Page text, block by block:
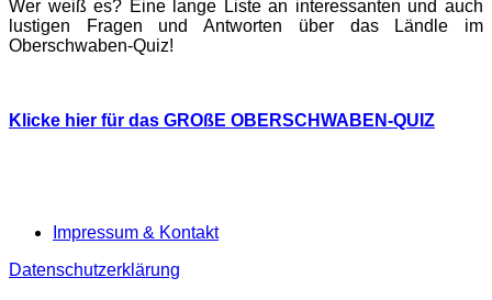
Wer weiß es? Eine lange Liste an interessanten und auch
lustigen Fragen und Antworten über das Ländle im
Oberschwaben-Quiz!
Klicke hier für das GROßE OBERSCHWABEN-QUIZ
Impressum & Kontakt
Datenschutzerklärung